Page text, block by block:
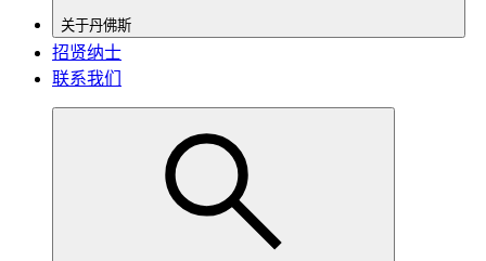
关于丹佛斯
招贤纳士
联系我们